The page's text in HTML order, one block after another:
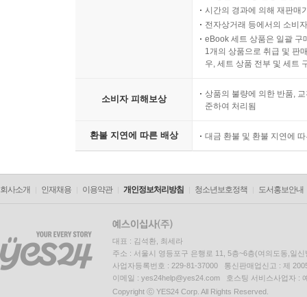
시간의 경과에 의해 재판매
전자상거래 등에서의 소비
eBook 세트 상품은 일괄 구
1개의 상품으로 취급 및 판
우, 세트 상품 전부 및 세트
소비자 피해보상
상품의 불량에 의한 반품,
준하여 처리됨
환불 지연에 따른 배상 대금 환불 및 환불 지연에
회사소개 인재채용 이용약관 개인정보처리방침 청소년보호정책 도서홍보안내
대표 : 김석환, 최세라
주소 : 서울시 영등포구 은행로 11, 5층~6층(여의도동,일신
사업자등록번호 : 229-81-37000 통신판매업신고 : 제
이메일 : yes24help@yes24.com 호스팅 서비스사업자 :
Copyright ⓒ YES24 Corp. All Rights Reserved.